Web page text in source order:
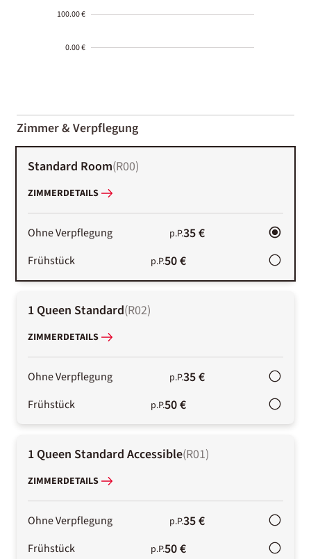
100.00 €
0.00 €
01-02
Zimmer & Verpflegung
Standard Room(R00)
ZIMMERDETAILS
Ohne Verpflegung p.P.35 €
Frühstück p.P.50 €
1 Queen Standard(R02)
ZIMMERDETAILS
Ohne Verpflegung p.P.35 €
Frühstück p.P.50 €
1 Queen Standard Accessible(R01)
ZIMMERDETAILS
Ohne Verpflegung p.P.35 €
Frühstück p.P.50 €